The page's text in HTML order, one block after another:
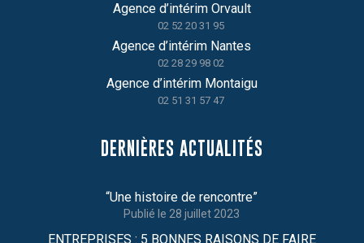
Agence d’intérim Orvault
02 52 20 31 95
Agence d’intérim Nantes
02 28 29 98 02
Agence d’intérim Montaigu
02 51 31 57 47
DERNIÈRES ACTUALITÉS
“Une histoire de rencontre”
28 juillet 2023
ENTREPRISES : 5 BONNES RAISONS DE FAIRE